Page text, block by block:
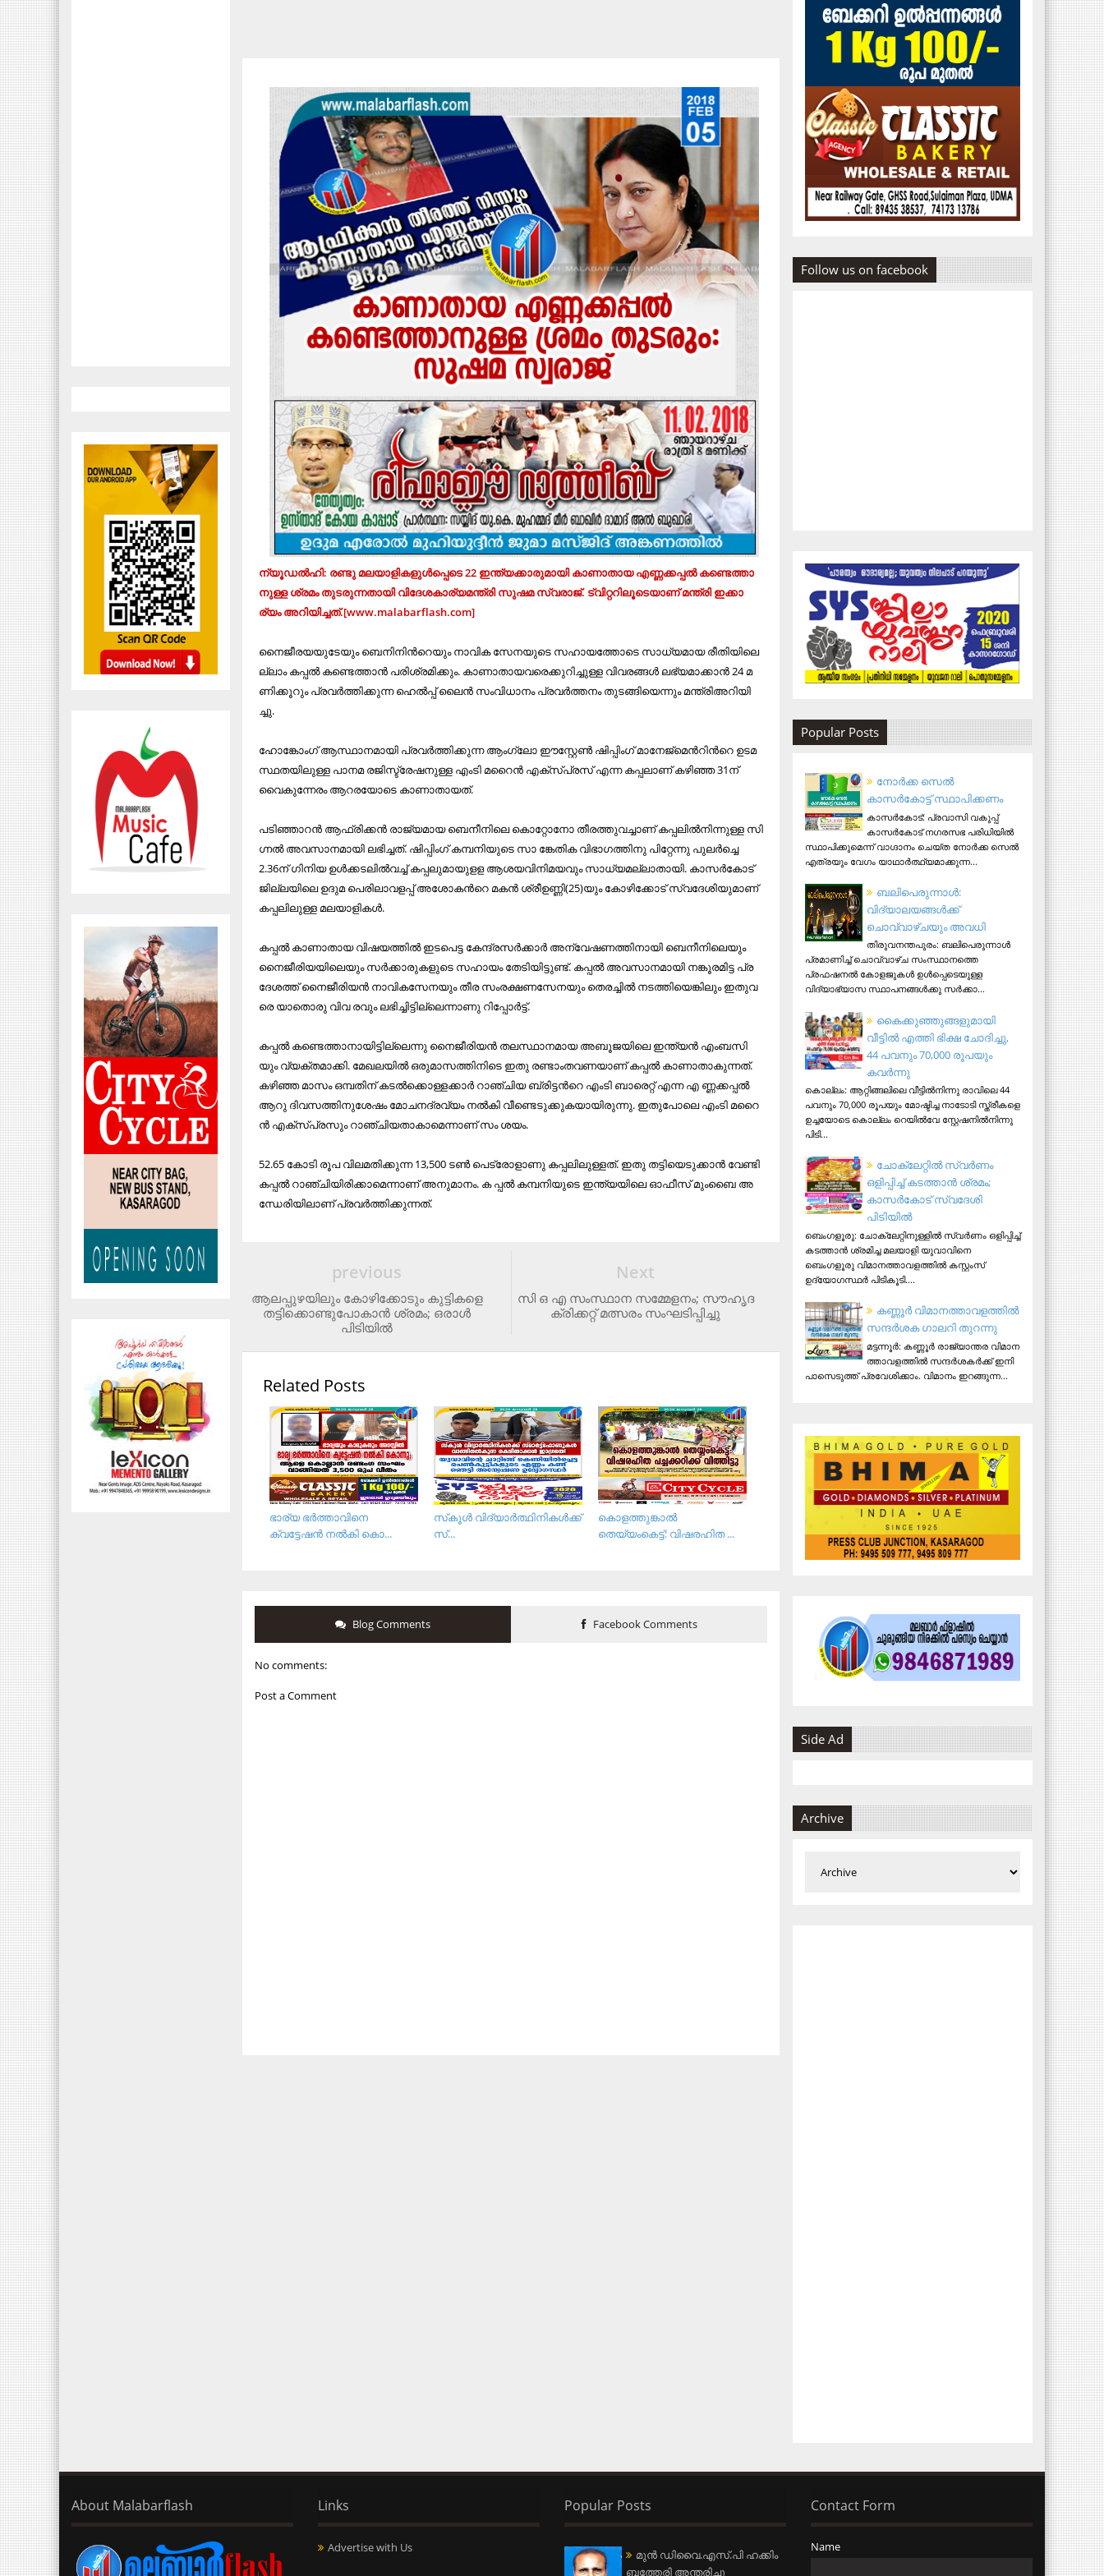
ന്യൂ​ഡ​ല്‍​ഹി: ര​ണ്ടു മ​ല​യാ​ളി​ക​ളു​ൾ​പ്പെ​ടെ 22 ഇ​ന്ത്യ​ക്കാ​രു​മാ​യി കാ​ണാ​താ​യ എ​ണ്ണ​ക്ക​പ്പ​ൽ ക​ണ്ടെ​ത്താ​
നു​ള്ള ശ്ര​മം തു​ട​രു​ന്ന​താ​യി വി​ദേ​ശ​കാ​ര്യ​മ​ന്ത്രി സു​ഷ​മ സ്വ​രാ​ജ്. ട്വി​റ്റ​റി​ലൂ​ടെ​യാ​ണ് മ​ന്ത്രി ഇ​ക്കാ​
ര്യം അ​റി​യി​ച്ച​ത്.[www.malabarflash.com]
നൈജീ​ര​യ​യു​ടേ​യും ബെ​നി​നി​ന്‍റെ​യും നാവിക സേ​ന​യു​ടെ സ​ഹാ​യ​ത്തോ​ടെ സാ​ധ്യ​മാ​യ രീ​തി​യി​ലെ​
ല്ലാം ക​പ്പ​ൽ ക​ണ്ടെ​ത്താ​ൻ‌ പ​രി​ശ്ര​മി​ക്കും. കാ​ണാ​താ​യ​വ​രെ​ക്കു​റി​ച്ചു​ള്ള വി​വ​ര​ങ്ങ​ള്‍ ല​ഭ്യ​മാ​ക്കാ​ന്‍ 24 മ​
ണി​ക്കൂ​റും പ്ര​വ​ര്‍​ത്തി​ക്കു​ന്ന ഹെ​ല്‍​പ്പ് ലൈ​ന്‍ സം​വി​ധാ​നം പ്ര​വ​ര്‍​ത്ത​നം തു​ട​ങ്ങി​യെ​ന്നും മ​ന്ത്രി​അ​റി​യി​
ച്ചു.
ഹോ​ങ്കോം​ഗ് ആ​സ്ഥാ​ന​മാ​യി പ്ര​വ​ർ​ത്തി​ക്കു​ന്ന ആം​ഗ്ലോ ഈ​സ്റ്റേ​ണ്‍ ഷി​പ്പിം​ഗ് മാ​നേ​ജ്മെ​ന്‍റി​ന്‍റെ ഉ​ട​മ​
സ്ഥ​ത​യി​ലു​ള്ള പാ​ന​മ ര​ജി​സ്ട്രേ​ഷ​നു​ള്ള എം​ടി മ​റൈ​ൻ എ​ക്സ്പ്ര​സ് എ​ന്ന ക​പ്പ​ലാ​ണ് ക​ഴി​ഞ്ഞ 31ന് ​
വൈ​കു​ന്നേ​രം ആ​റ​ര​യോ​ടെ കാ​ണാ​താ​യ​ത്.
പ​ടി​ഞ്ഞാ​റ​ൻ ആ​ഫ്രി​ക്ക​ൻ രാ​ജ്യ​മാ​യ ബെ​നീ​നി​ലെ കൊ​റ്റോ​നോ തീ​ര​ത്തു​വ​ച്ചാ​ണ് ക​പ്പ​ലി​ൽ​നി​ന്നു​ള്ള സി​
ഗ്ന​ൽ അ​വ​സാ​ന​മാ​യി ല​ഭി​ച്ച​ത്. ഷി​പ്പിം​ഗ് ക​മ്പ​നി​യു​ടെ സാ ​ങ്കേ​തി​ക വി​ഭാ​ഗ​ത്തി​നു പി​റ്റേ​ന്നു പു​ല​ർ​ച്ചെ
2.36ന് ​ഗി​നി​യ ഉ​ൾ​ക്ക​ട​ലി​ൽ​വ​ച്ച് ക​പ്പ​ലു​മാ​യു​ള​ള ആ​ശ​യ​വി​നി​മ​യ​വും സാ​ധ്യ​മ​ല്ലാ​താ​യി. കാസര്‍കോട്‌
ജി​ല്ല​യി​ലെ ഉ​ദു​മ പെ​രി​ലാ​വ​ള​പ്പ് അ​ശോ​ക​ന്‍റെ മ​ക​ൻ ശ്രീ​ഉ​ണ്ണി(25)​യും കോ​ഴി​ക്കോ​ട് സ്വ​ദേ​ശി​യു​മാ​ണ്
ക​പ്പ​ലി​ലു​ള്ള മ​ല​യാ​ളി​ക​ൾ.
ക​പ്പ​ൽ കാ​ണാ​താ​യ വി​ഷ​യ​ത്തി​ൽ ഇ​ട​പെ​ട്ട കേ​ന്ദ്ര​സ​ർ​ക്കാ​ർ അ​ന്വേ​ഷ​ണ​ത്തി​നാ​യി ബെ​നീ​നി​ലെ​യും
നൈ​ജീ​രി​യ​യി​ലെ​യും സ​ർ​ക്കാ​രു​ക​ളു​ടെ സ​ഹാ​യം തേ​ടി​യി​ട്ടു​ണ്ട്. ക​പ്പ​ൽ അ​വ​സാ​ന​മാ​യി ന​ങ്കൂ​ര​മി​ട്ട പ്ര​
ദേ​ശ​ത്ത് നൈ​ജീ​രി​യ​ൻ നാ​വി​ക​സേ​ന​യും തീ​ര സം​ര​ക്ഷ​ണ​സേ​ന​യും തെ​ര​ച്ചി​ൽ ന​ട​ത്തി​യെ​ങ്കി​ലും ഇ​തു​വ​
രെ യാ​തൊ​രു വി​വ ര​വും ല​ഭി​ച്ചി​ട്ടി​ല്ലെ​ന്നാ​ണു റി​പ്പോ​ർ​ട്ട്.
ക​പ്പ​ൽ ക​ണ്ടെ​ത്താ​നാ​യി​ട്ടി​ല്ലെ​ന്നു നൈ​ജീ​രി​യ​ൻ ത​ല​സ്ഥാ​ന​മാ​യ അ​ബൂ​ജ​യി​ലെ ഇ​ന്ത്യ​ൻ എം​ബ​സി​
യും വ്യ​ക്ത​മാ​ക്കി. മേ​ഖ​ല​യി​ൽ ഒ​രു​മാ​സ​ത്തി​നി​ടെ ഇ​തു ര​ണ്ടാം​ത​വ​ണ​യാ​ണ് ക​പ്പ​ൽ കാ​ണാ​താ​കു​ന്ന​ത്.
ക​ഴി​ഞ്ഞ മാ​സം ഒ​മ്പ​തി​ന് ക​ട​ൽ​ക്കൊ​ള്ള​ക്കാ​ർ റാ​ഞ്ചി​യ ബ്രി​ട്ട​ന്‍റെ എം​ടി ബാ​രെ​റ്റ് എ​ന്ന എ ​ണ്ണ​ക്ക​പ്പ​ൽ
ആ​റു ദി​വ​സ​ത്തി​നു​ശേ​ഷം മോ​ച​ന​ദ്ര​വ്യം ന​ൽ​കി വീ​ണ്ടെ​ടു​ക്കു​ക​യാ​യി​രു​ന്നു. ഇ​തു​പോ​ലെ എം​ടി മ​റൈ​
ൻ എ​ക്സ്പ്ര​സും റാ​ഞ്ചി​യ​താ​കാ​മെ​ന്നാ​ണ് സം ​ശ​യം.
52.65 കോ​ടി രൂ​പ വി​ല​മ​തി​ക്കു​ന്ന 13,500 ട​ണ്‍ പെ​ട്രോ​ളാ​ണു ക​പ്പ​ലി​ലു​ള്ള​ത്. ഇ​തു ത​ട്ടി​യെ​ടു​ക്കാ​ൻ വേ​ണ്ടി
ക​പ്പ​ൽ റാ​ഞ്ചി​യി​രി​ക്കാ​മെ​ന്നാ​ണ് അ​നു​മാ​നം. ക ​പ്പ​ൽ ക​മ്പ​നി​യു​ടെ ഇ​ന്ത്യ​യി​ലെ ഓ​ഫീ​സ് മും​ബൈ അ​
ന്ധേ​രി​യി​ലാ​ണ് പ്ര​വ​ർ​ത്തി​ക്കു​ന്ന​ത്.
Next
സി ഒ എ സംസ്ഥാന സമ്മേളനം; സൗഹൃദ
ക്രിക്കറ്റ് മത്സരം സംഘടിപ്പിച്ചു
previous
ആലപ്പുഴയിലും കോഴിക്കോടും കുട്ടികളെ
തട്ടിക്കൊണ്ടുപോകാന്‍ ശ്രമം; ഒരാൾ
പിടിയിൽ
Related Posts
കൊളത്തുങ്കാൽ
തെയ്യംകെട്ട്: വിഷരഹിത ...
സ്‌കൂള്‍ വിദ്യാര്‍ത്ഥിനികള്‍ക്ക്
സ്...
ഭാര്യ ഭർത്താവിനെ
ക്വട്ടേഷൻ നൽകി കൊ...
Blog Comments Facebook Comments
No comments:
Post a Comment
Follow us on facebook
Popular Posts
നോര്‍ക്ക സെല്‍
കാസര്‍കോട്ട് സ്ഥാപിക്കണം
കാസര്‍കോട്: പ്രവാസി വകുപ്പ്
കാസര്‍കോട് നഗരസഭ പരിധിയില്‍
സ്ഥാപിക്കുമെന്ന് വാഗ്ദാനം ചെയ്ത നോര്‍ക്ക സെല്‍
എത്രയും വേഗം യാഥാര്‍ത്ഥ്യമാക്കുന്ന...
ബലിപെരുന്നാള്‍:
വിദ്യാലയങ്ങള്‍ക്ക്
ചൊവ്വാഴ്ചയും അവധി
തിരുവനന്തപുരം: ബലിപെരുന്നാള്‍
പ്രമാണിച്ച് ചൊവ്വാഴ്ച സംസ്ഥാനത്തെ
പ്രഫഷനല്‍ കോളജുകള്‍ ഉള്‍പ്പെടെയുള്ള
വിദ്യാഭ്യാസ സ്ഥാപനങ്ങള്‍ക്കു സര്‍ക്കാ...
കൈക്കുഞ്ഞുങ്ങളുമായി
വീട്ടിൽ എത്തി ഭിക്ഷ ചോദിച്ചു,
44 പവനും 70,000 രൂപയും
കവർന്നു
കൊല്ലം: ആറ്റിങ്ങലിലെ വീട്ടിൽനിന്നു രാവിലെ 44
പവനും 70,000 രൂപയും മോഷ്ടിച്ച നാടോടി സ്ത്രീകളെ
ഉച്ചയോടെ കൊല്ലം റെയിൽവേ സ്റ്റേഷനിൽനിന്നു
പിടി...
ചോക്ലേറ്റിൽ സ്വർണം
ഒളിപ്പിച്ച് കടത്താൻ ശ്രമം;
കാസർകോട് സ്വദേശി
പിടിയില്‍
ബെംഗളൂരു: ചോക്ലേറ്റിനുള്ളിൽ സ്വർണം ഒളിപ്പിച്ച്
കടത്താൻ ശ്രമിച്ച മലയാളി യുവാവിനെ
ബെംഗളൂരു വിമാനത്താവളത്തിൽ കസ്റ്റംസ്
ഉദ്യോഗസ്ഥർ പിടികൂടി....
ക​ണ്ണൂ​ർ വി​മാ​ന​ത്താ​വ​ള​ത്തി​ൽ
സ​ന്ദ​ർ​ശ​ക ഗാ​ല​റി തു​റ​ന്നു
മ​ട്ട​ന്നൂ​ർ: ക​ണ്ണൂ​ർ രാ​ജ്യാ​ന്ത​ര വി​മാ​ന​
ത്താ​വ​ള​ത്തി​ൽ സ​ന്ദ​ർ​ശ​ക​ർ​ക്ക് ഇ​നി
പാ​സെ​ടു​ത്ത് പ്ര​വേ​ശി​ക്കാം. വി​മാ​നം ഇ​റ​ങ്ങു​ന്ന...
Side Ad
Archive
About Malabarflash Links
Advertise with Us
Popular Posts
മുന്‍ ഡിവൈ.എസ്.പി ഹക്കിം
ബത്തേരി അന്തരിച്ചു
Contact Form
Name